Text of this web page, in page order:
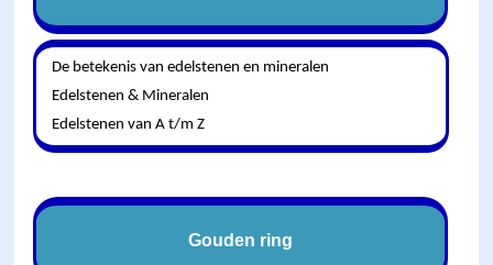
De betekenis van edelstenen en mineralen
Edelstenen & Mineralen
Edelstenen van A t/m Z
Gouden ring